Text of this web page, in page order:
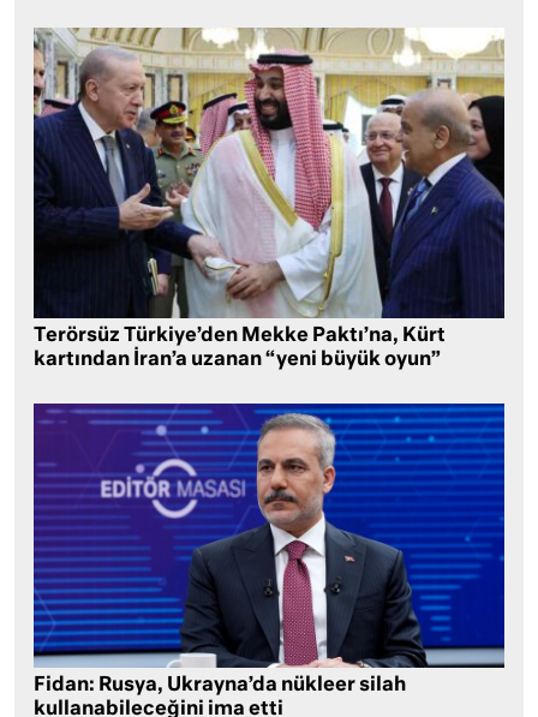
Terörsüz Türkiye’den Mekke Paktı’na, Kürt
kartından İran’a uzanan “yeni büyük oyun”
Fidan: Rusya, Ukrayna’da nükleer silah
kullanabileceğini ima etti